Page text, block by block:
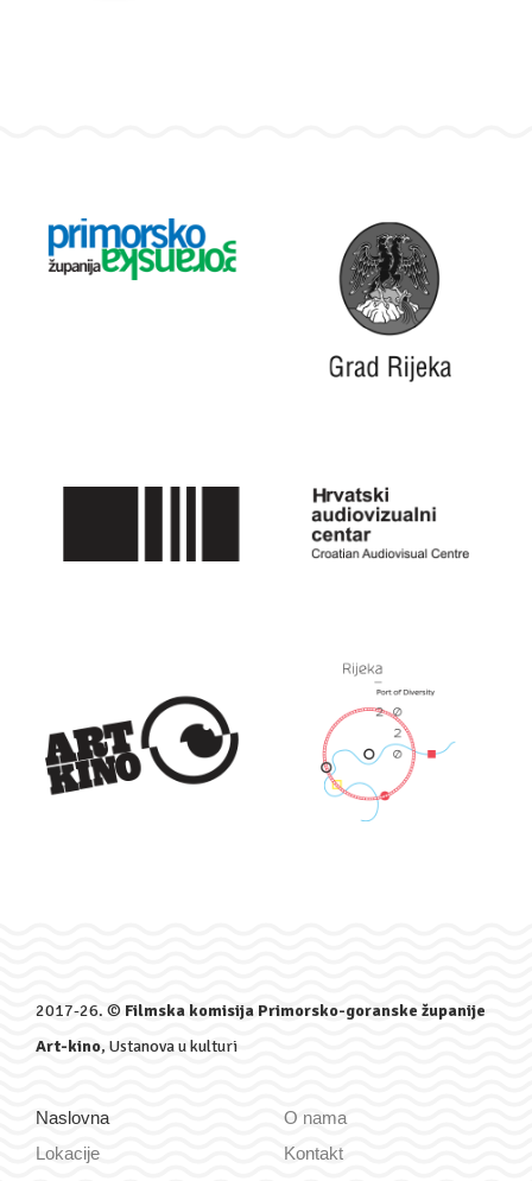
2017-26. © Filmska komisija Primorsko-goranske županije
Art-kino, Ustanova u kulturi
Naslovna
Lokacije
O nama
Kontakt